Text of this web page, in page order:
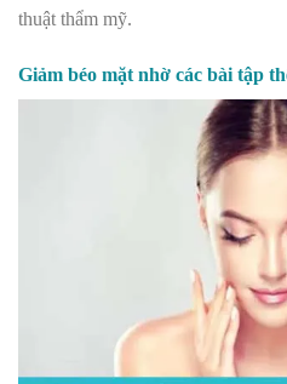
thuật thẩm mỹ.
Giảm béo mặt nhờ các bài tập